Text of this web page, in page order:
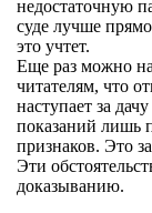
недостаточную
суде лучше
это учтет.
Еще раз можно
читателям, что
наступает за
показаний лишь
признаков. Это
Эти
доказыванию.